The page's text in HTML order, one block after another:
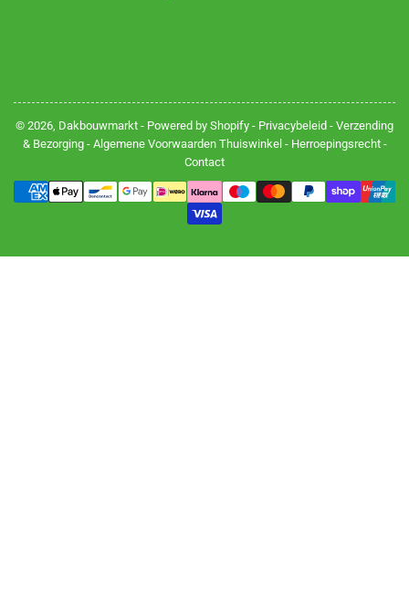
© 2026, Dakbouwmarkt - Powered by Shopify - Privacybeleid - Verzending
& Bezorging- Algemene Voorwaarden Thuiswinkel - Herroepingsrecht-
Contact
Betalingsmethoden